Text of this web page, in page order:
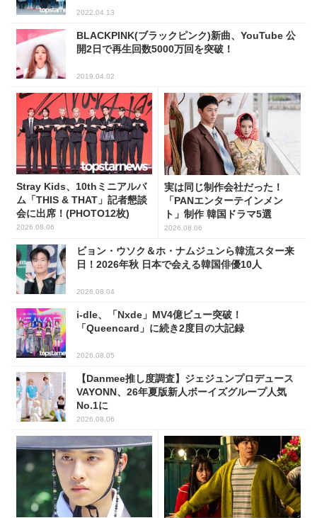
2022.04.13
BLACKPINK(ブラックピンク)新曲、YouTube 公
開2日で再生回数5000万回を突破！
2019.04.02
Stray Kids、10thミニアルバ
ム「THIS & THAT」記者懇談
会に出席！(PHOTO12枚)
2026.08.06
実は同じ制作会社だった！
「PANエンターテインメン
ト」制作 韓国ドラマ5選
2026.08.06
ビョン・ウソク＆ホ・ナムジュンら韓流スター来
日！2026年秋 日本で会える韓国俳優10人
2026.08.04
i-dle、「Nxde」MV4億ビュー突破！
「Queencard」に続き2度目の大記録
2026.08.05
【Danmee推し度調査】ジェジュンプロデュース
VAYONN、26年夏版新人ボーイズグループ人気
No.1に
2026.08.06